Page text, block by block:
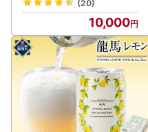
(20)
10,000